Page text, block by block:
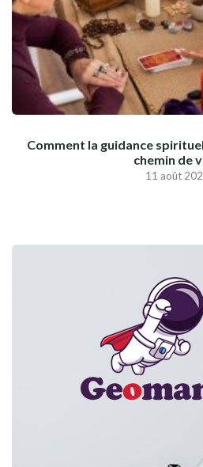
Comment la guidance
chemin de
11 août